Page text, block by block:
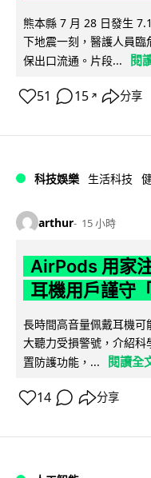
熊本縣 7 月 28 日發生
下地震一刻，醫護人員
保出口流通。片段...
閱
51 15 ↗ 分享
科技娛樂 生活科技
arthur 15 小時
AirPods 用家
耳機用戶謹守
長時間高音量佩戴耳機
大聽力受損警號，介紹
置防護功能，...
閱讀全
14 分享